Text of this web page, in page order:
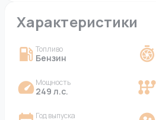
Характеристики
Топливо
Бензин
Мощность
249 л.с.
Год выпуска